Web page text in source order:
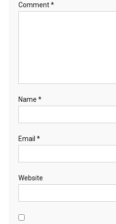
Comment*
Name *
Email *
Website